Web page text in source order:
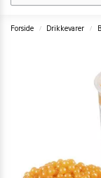
Forside / Drikkevarer /